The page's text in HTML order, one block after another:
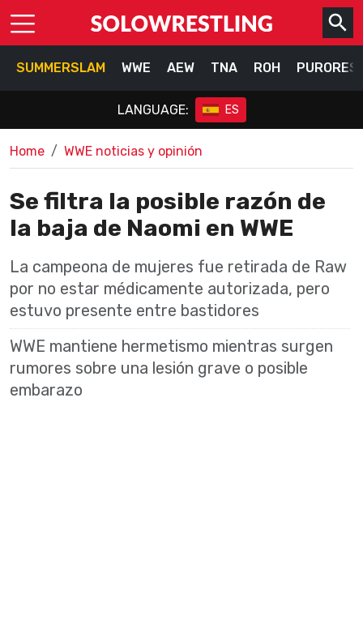
SUMMERSLAM WWE AEW TNA ROH
LANGUAGE: ES
Home WWE noticias y opinión
Se filtra la posible razón de
la baja de Naomi en WWE
La campeona de mujeres fue retirada de Raw
por no estar médicamente autorizada, pero
estuvo presente entre bastidores
WWE mantiene hermetismo mientras surgen
rumores sobre una lesión grave o posible
embarazo